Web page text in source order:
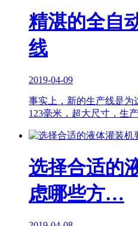
精湛的全自
线
2019-04-09
事实上，新的生产线是为
123毫米，超大尺寸，生
选择合适的
虑哪些方…